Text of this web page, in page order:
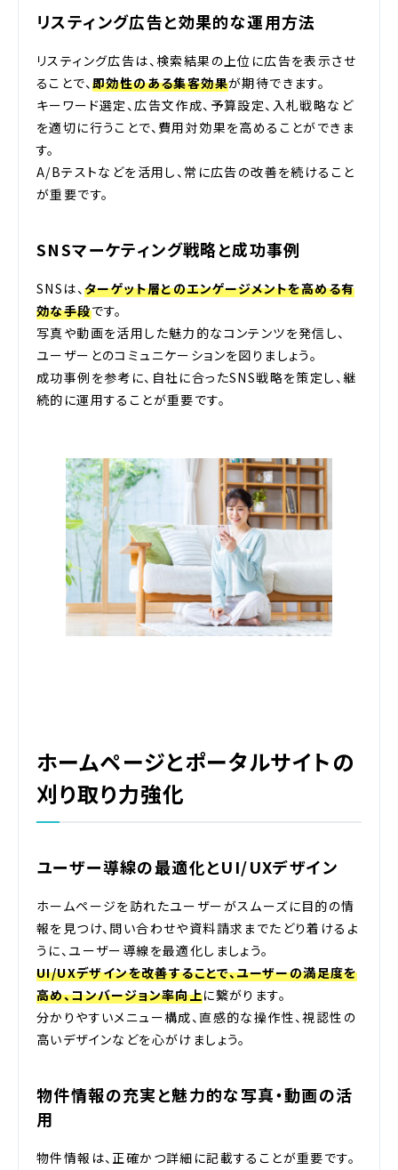
リスティング広告と効果的な運用方法
リスティング広告は、検索結果の上位に広告を表示させ
ることで、即効性のある集客効果が期待できます。
キーワード選定、広告文作成、予算設定、入札戦略など
を適切に行うことで、費用対効果を高めることができま
す。
A/Bテストなどを活用し、常に広告の改善を続けること
が重要です。
SNSマーケティング戦略と成功事例
SNSは、ターゲット層とのエンゲージメントを高める有
効な手段です。
写真や動画を活用した魅力的なコンテンツを発信し、
ユーザーとのコミュニケーションを図りましょう。
成功事例を参考に、自社に合ったSNS戦略を策定し、継
続的に運用することが重要です。
ホームページとポータルサイトの
刈り取り力強化
ユーザー導線の最適化とUI/UXデザイン
ホームページを訪れたユーザーがスムーズに目的の情
報を見つけ、問い合わせや資料請求までたどり着けるよ
うに、ユーザー導線を最適化しましょう。
UI/UXデザインを改善することで、ユーザーの満足度を
高め、コンバージョン率向上に繋がります。
分かりやすいメニュー構成、直感的な操作性、視認性の
高いデザインなどを心がけましょう。
物件情報の充実と魅力的な写真・動画の活
用
物件情報は、正確かつ詳細に記載することが重要です。